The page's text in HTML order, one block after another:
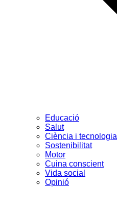
Educació
Salut
Ciència i tecnologia
Sostenibilitat
Motor
Cuina conscient
Vida social
Opinió